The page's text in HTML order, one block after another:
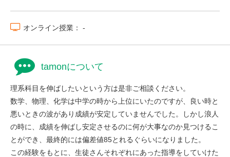
オンライン授業： -
tamonについて
理系科目を伸ばしたいという方は是非ご相談ください。
数学、物理、化学は中学の時から上位にいたのですが、良い時と
悪いときの波があり成績が安定していませんでした。しかし浪人
の時に、成績を伸ばし安定させるのに何が大事なのか見つけるこ
とができ、最終的には偏差値85とれるぐらいになりました。
この経験をもとに、生徒さんそれぞれにあった指導をしていけた